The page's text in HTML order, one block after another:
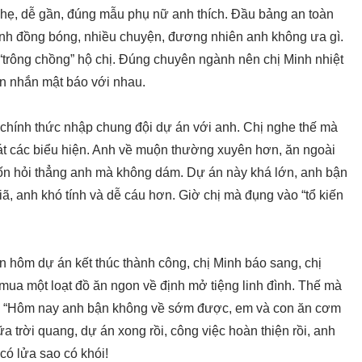
dễ gần, đúng mẫu phụ nữ anh thích. Đầu bảng an toàn
đồng bóng, nhiều chuyện, đương nhiên anh không ưa gì.
chồng” hộ chị. Đúng chuyên ngành nên chị Minh nhiệt
nhắn mật báo với nhau.
thức nhập chung đội dự án với anh. Chị nghe thế mà
biểu hiện. Anh về muộn thường xuyên hơn, ăn ngoài
hỏi thẳng anh mà không dám. Dự án này khá lớn, anh bận
anh khó tính và dễ cáu hơn. Giờ chị mà đụng vào “tổ kiến
dự án kết thúc thành công, chị Minh báo sang, chị
một loạt đồ ăn ngon về định mở tiệng linh đình. Thế mà
nay anh bận không về sớm được, em và con ăn cơm
trời quang, dự án xong rồi, công việc hoàn thiện rồi, anh
lửa sao có khói!